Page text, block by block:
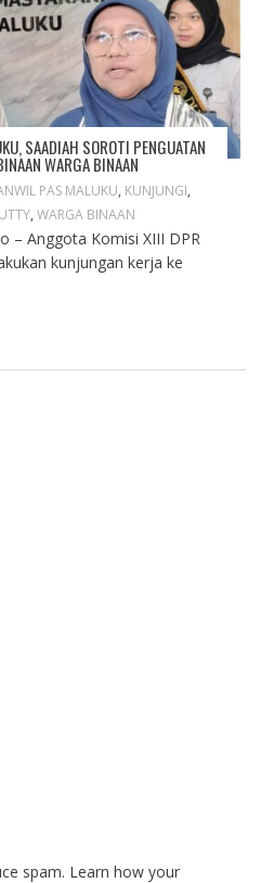
SAADIAH SOROTI PENGUATAN
WARGA BINAAN
PAS MALUKU, KUNJUNGI,
, WARGA BINAAN
– Anggota Komisi XIII DPR
kunjungan kerja ke
spam. Learn how your